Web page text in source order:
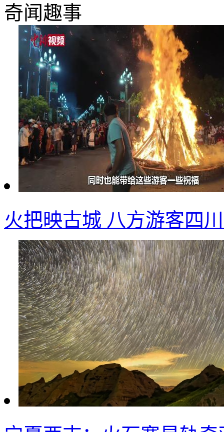
奇闻趣事
火把映古城 八方游客四